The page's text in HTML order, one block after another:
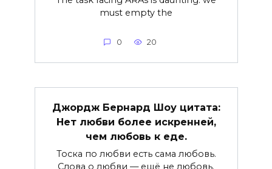
must empty the
0 20
Джордж Бернард Шоу цитата:
Нет любви более искренней,
чем любовь к еде.
Тоска по любви есть сама любовь.
Слова о любви — ещё не любовь.